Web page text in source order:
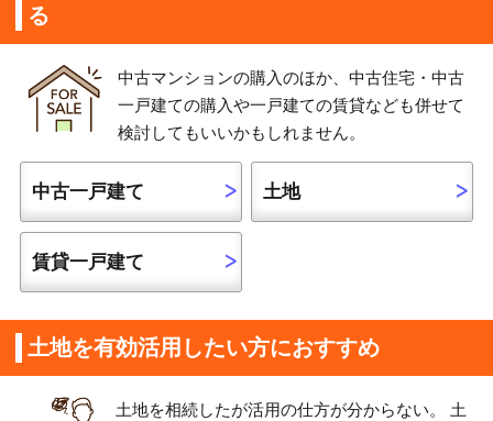
る
中古マンションの購入のほか、中古住宅・中古
一戸建ての購入や一戸建ての賃貸なども併せて
検討してもいいかもしれません。
中古一戸建て 土地
賃貸一戸建て
土地を有効活用したい方におすすめ
土地を相続したが活用の仕方が分からない。 土